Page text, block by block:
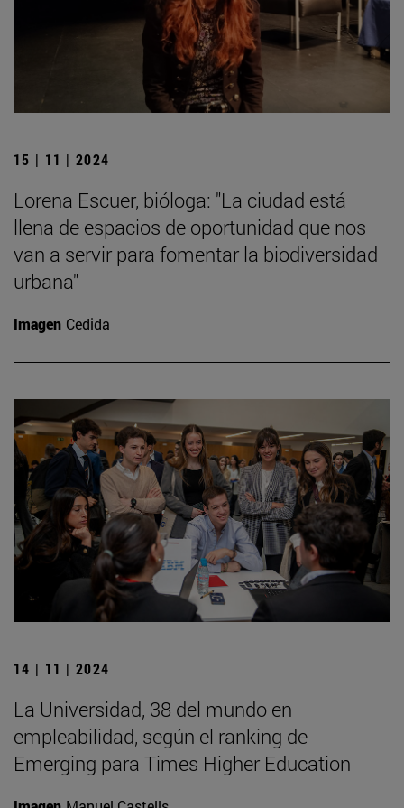
15 | 11 | 2024
Lorena Escuer, bióloga: "La ciudad está
llena de espacios de oportunidad que nos
van a servir para fomentar la biodiversidad
urbana"
Imagen Cedida
14 | 11 | 2024
La Universidad, 38 del mundo en
empleabilidad, según el ranking de
Emerging para Times Higher Education